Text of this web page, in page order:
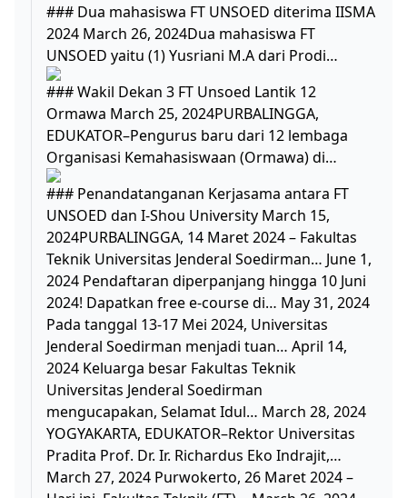
### Dua mahasiswa FT UNSOED diterima IISMA
2024 March 26, 2024Dua mahasiswa FT
UNSOED yaitu (1) Yusriani M.A dari Prodi…
### Wakil Dekan 3 FT Unsoed Lantik 12
Ormawa March 25, 2024PURBALINGGA,
EDUKATOR–Pengurus baru dari 12 lembaga
Organisasi Kemahasiswaan (Ormawa) di…
### Penandatanganan Kerjasama antara FT
UNSOED dan I-Shou University March 15,
2024PURBALINGGA, 14 Maret 2024 – Fakultas
Teknik Universitas Jenderal Soedirman… June 1,
2024 Pendaftaran diperpanjang hingga 10 Juni
2024! Dapatkan free e-course di… May 31, 2024
Pada tanggal 13-17 Mei 2024, Universitas
Jenderal Soedirman menjadi tuan… April 14,
2024 Keluarga besar Fakultas Teknik
Universitas Jenderal Soedirman
mengucapakan, Selamat Idul… March 28, 2024
YOGYAKARTA, EDUKATOR–Rektor Universitas
Pradita Prof. Dr. Ir. Richardus Eko Indrajit,…
March 27, 2024 Purwokerto, 26 Maret 2024 –